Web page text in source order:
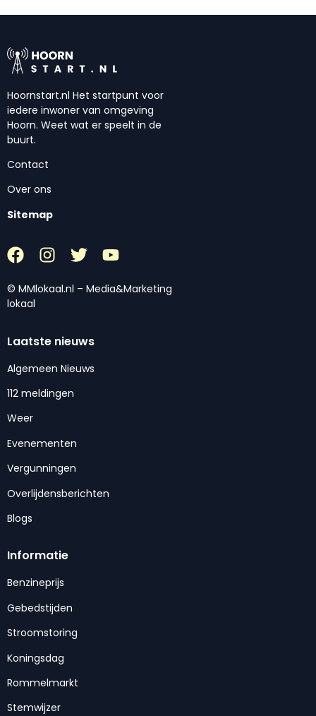
Hoornstart.nl Het startpunt voor
iedere inwoner van omgeving
Hoorn. Weet wat er speelt in de
buurt.
Contact
Over ons
Sitemap
© MMlokaal.nl – Media&Marketing
lokaal
Laatste nieuws
Algemeen Nieuws
112 meldingen
Weer
Evenementen
Vergunningen
Overlijdensberichten
Blogs
Informatie
Benzineprijs
Gebedstijden
Stroomstoring
Koningsdag
Rommelmarkt
Stemwijzer